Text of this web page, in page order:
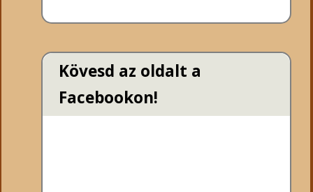
Kövesd az oldalt a
Facebookon!